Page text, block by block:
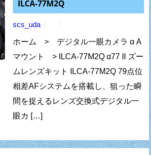
ILCA-77M2Q
scs_uda
ホーム > デジタル一眼カメラ α A
マウント > ILCA-77M2Q α77 II ズー
ムレンズキット ILCA-77M2Q 79点位
相差AFシステムを搭載し、狙った瞬
間を捉えるレンズ交換式デジタル一
眼カ […]